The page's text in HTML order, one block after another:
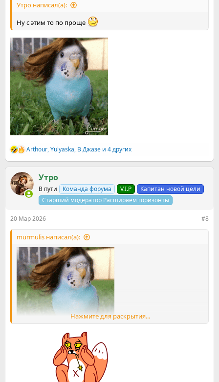
Утро написал(а):
Ну с этим то по проще
Р
е
к
ц
и
Arthour,Yulyaska, В Джазе и 4 других
Утро
В пути Команда форума V.I.P
Капитан новой цели
Старший модератор Расширяем горизонты
20 Мар 2026 #8
murmulis написал(а):
Нажмите для раскрытия...